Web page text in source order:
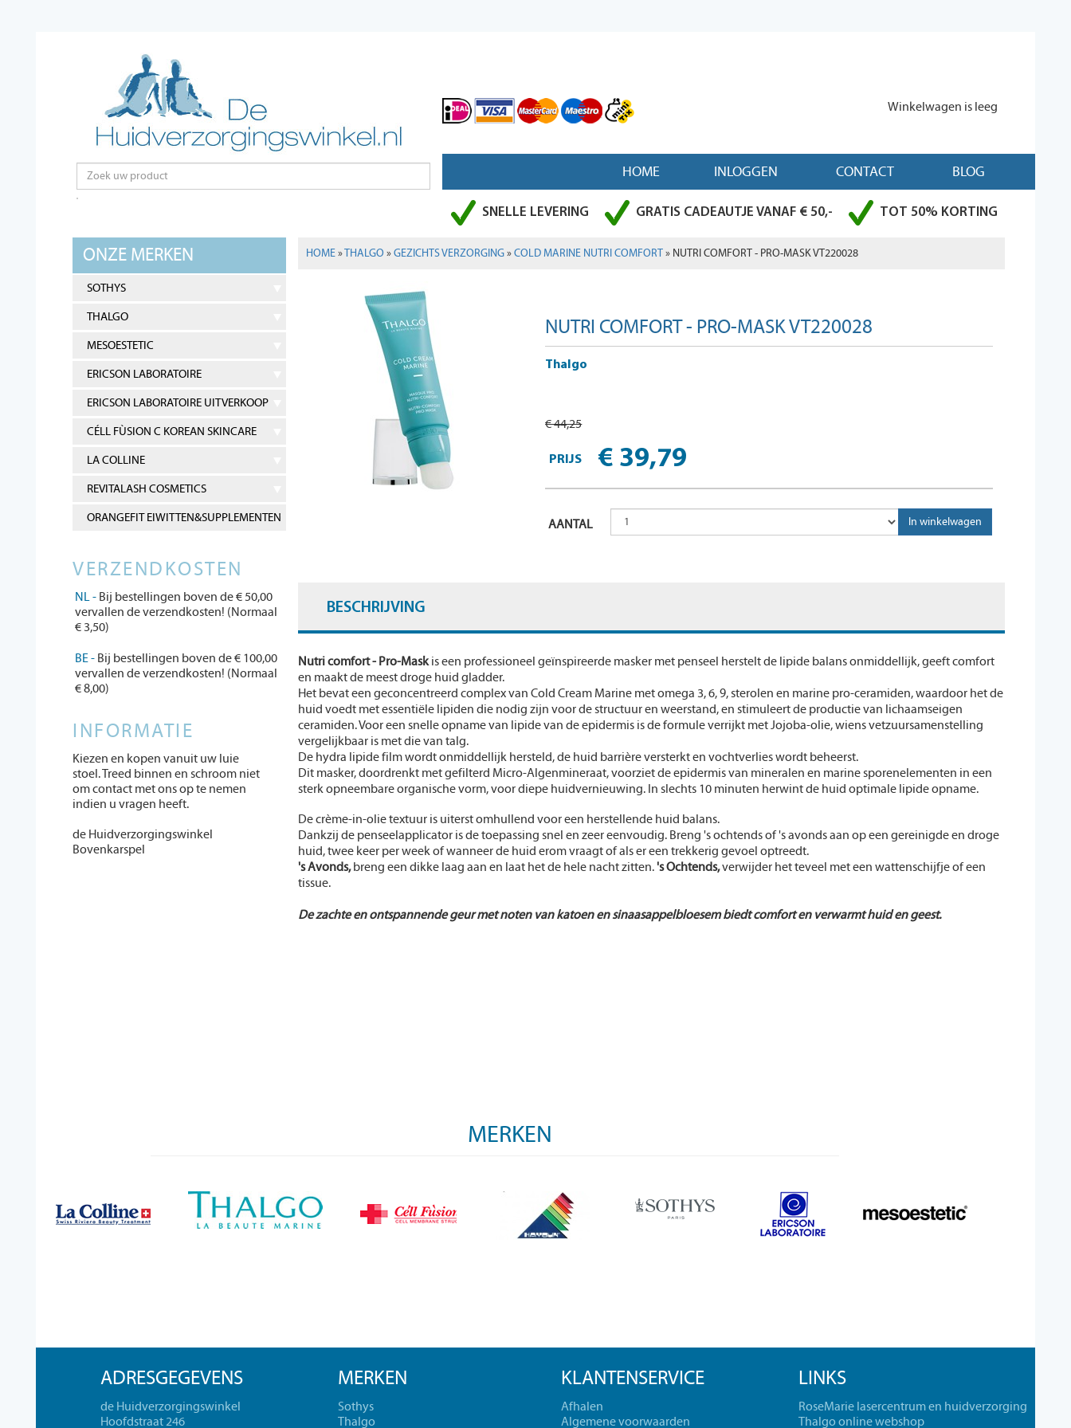
Winkelwagen is leeg
HOME INLOGGEN CONTACT BLOG
SNELLE LEVERING GRATIS CADEAUTJE VANAF € 50,- TOT 50% KORTING
ONZE MERKEN
SOTHYS
THALGO
MESOESTETIC
ERICSON LABORATOIRE
ERICSON LABORATOIRE UITVERKOOP
CÉLL FÙSION C KOREAN SKINCARE
LA COLLINE
REVITALASH COSMETICS
ORANGEFIT EIWITTEN&SUPPLEMENTEN
VERZENDKOSTEN
NL - Bij bestellingen boven de € 50,00
vervallen de verzendkosten! (Normaal
€ 3,50)
BE - Bij bestellingen boven de € 100,00
vervallen de verzendkosten! (Normaal
€ 8,00)
INFORMATIE
Kiezen en kopen vanuit uw luie
stoel. Treed binnen en schroom niet
om contact met ons op te nemen
indien u vragen heeft.
de Huidverzorgingswinkel
Bovenkarspel
HOME»THALGO »GEZICHTS VERZORGING»COLD MARINE NUTRI COMFORT» NUTRI COMFORT - PRO-MASK VT220028
NUTRI COMFORT - PRO-MASK VT220028
Thalgo
€ 44,25
PRIJS € 39,79
AANTAL
BESCHRIJVING
Nutri comfort - Pro-Maskis een professioneel geïnspireerde masker met penseel herstelt de lipide balans onmiddellijk, geeft comfort
en maakt de meest droge huid gladder.
Het bevat een geconcentreerd complex van Cold Cream Marine met omega 3, 6, 9, sterolen en marine pro-ceramiden, waardoor het de
huid voedt met essentiële lipiden die nodig zijn voor de structuur en weerstand, en stimuleert de productie van lichaamseigen
ceramiden. Voor een snelle opname van lipide van de epidermis is de formule verrijkt met Jojoba-olie, wiens vetzuursamenstelling
vergelijkbaar is met die van talg.
De hydra lipide film wordt onmiddellijk hersteld, de huid barrière versterkt en vochtverlies wordt beheerst.
Dit masker, doordrenkt met gefilterd Micro-Algenmineraat, voorziet de epidermis van mineralen en marine sporenelementen in een
sterk opneembare organische vorm, voor diepe huidvernieuwing. In slechts 10 minuten herwint de huid optimale lipide opname.
De crème-in-olie textuur is uiterst omhullend voor een herstellende huid balans.
Dankzij de penseelapplicator is de toepassing snel en zeer eenvoudig. Breng 's ochtends of 's avonds aan op een gereinigde en droge
huid, twee keer per week of wanneer de huid erom vraagt of als er een trekkerig gevoel optreedt.
's Avonds,breng een dikke laag aan en laat het de hele nacht zitten.'s Ochtends,verwijder het teveel met een wattenschijfje of een
tissue.
De zachte en ontspannende geur met noten van katoen en sinaasappelbloesem biedt comfort en verwarmt huid en geest.
MERKEN
ADRESGEGEVENS
de Huidverzorgingswinkel
Hoofdstraat 246
MERKEN
Sothys
Thalgo
KLANTENSERVICE
Afhalen
Algemene voorwaarden
LINKS
RoseMarie lasercentrum en huidverzorging
Thalgo online webshop